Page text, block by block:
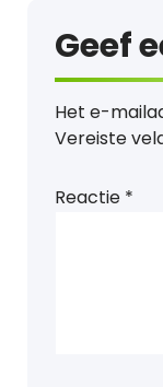
Geef
Het e-
Vereiste
Reactie *